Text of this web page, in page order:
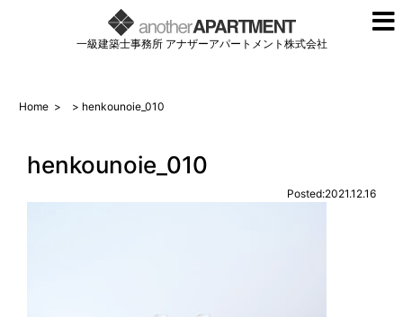
一級建築士事務所 アナザーアパートメント株式会社
Home > > henkounoie_010
henkounoie_010
Posted:2021.12.16